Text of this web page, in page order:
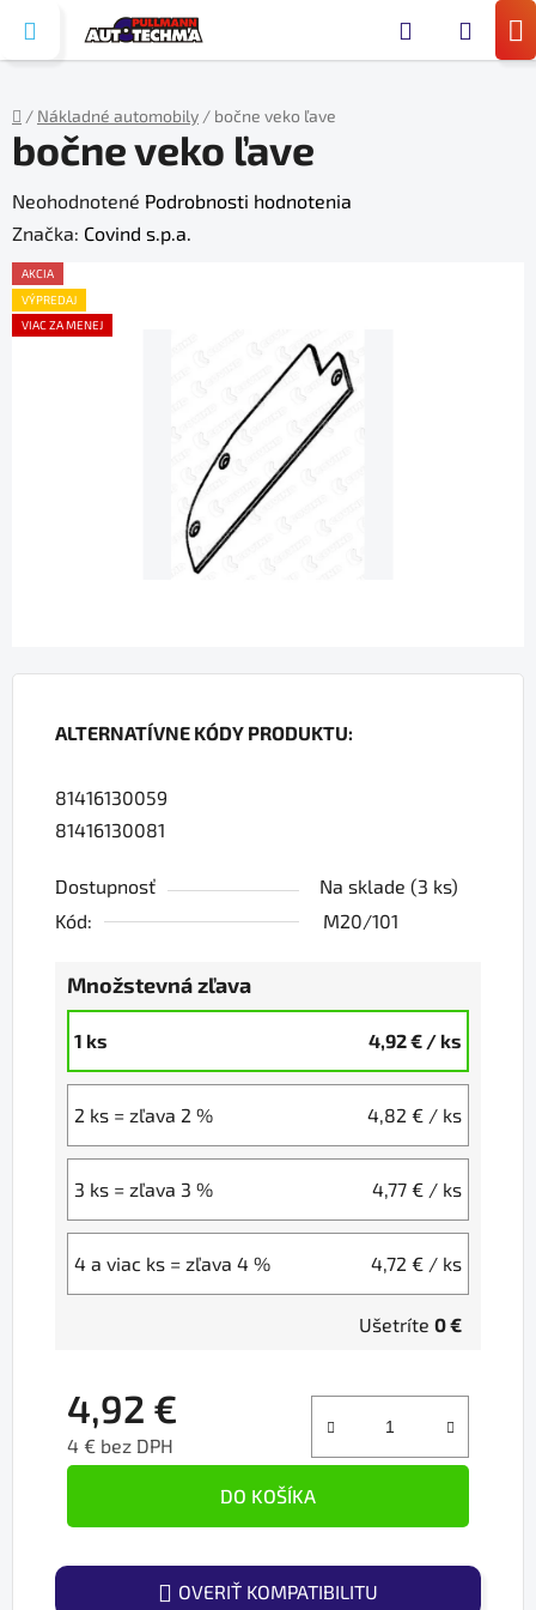
obsah
Domov
/ Nákladné automobily / bočne veko ľave
ALTERNATÍVNE KÓDY PRODUKTU:
81416130059
81416130081
Dostupnosť Na sklade (3 ks)
Kód:
M20/101
Množstevná zľava
1 ks 4,92 € / ks
2 ks = zľava 2 % 4,82 € / ks
3 ks = zľava 3 % 4,77 € / ks
4 a viac ks = zľava 4 % 4,72 € / ks
Ušetríte 0 €
4,92 €
4 € bez DPH
DO KOŠÍKA
OVERIŤ KOMPATIBILITU
bočne veko ľave
Priemerné
hodnotenie
produktu
je
0,0
Neohodnotené Podrobnosti hodnotenia
Značka: Covind s.p.a.
AKCIA
VÝPREDAJ
VIAC ZA MENEJ